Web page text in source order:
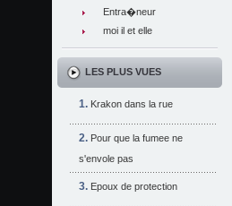
Entra�neur
moi il et elle
LES PLUS VUES
Krakon dans la rue
Pour que la fumee ne
s'envole pas
Epoux de protection